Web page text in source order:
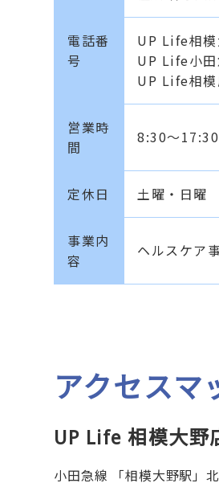
電話番
号
UP Life相
UP Life小
UP Life相
営業時
間
8:30～17:30
定休日 土曜・日
事業内
容
ヘルスケア
アクセスマ
UP Life 相模大野
小田急線 「相模大野駅」